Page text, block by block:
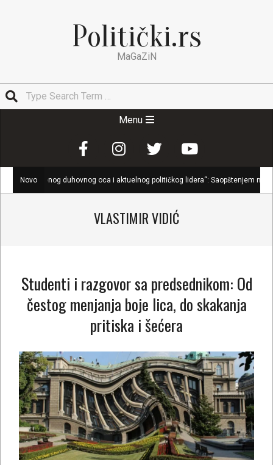
Politički.rs
MaGaZiN
Menu
Novo
duhovnog oca i aktuelnog političkog lidera“: Saopštenjem na saopštenje
VLASTIMIR VIDIĆ
Studenti i razgovor sa predsednikom: Od
čestog menjanja boje lica, do skakanja
pritiska i šećera
08-
23